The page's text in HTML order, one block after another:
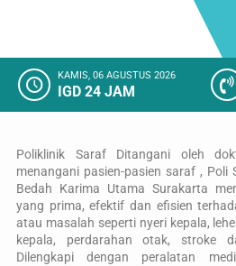
PROFIL
LAYANAN KAMI
FASILITAS RUMAH SAKIT
KAMAR RAWAT INAP
KAMIS, 06 AGUSTUS 2026
IGD 24 JAM
Poliklinik Saraf Ditangani oleh
menangani pasien-pasien saraf , Poli
Bedah Karima Utama Surakarta
yang prima, efektif dan efisien
atau masalah seperti nyeri kepala,
kepala, perdarahan otak, stroke
Dilengkapi dengan peralatan